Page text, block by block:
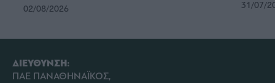
02/08/2026 31/07/
ΔΙΕΥΘΥΝΣΗ:
ΠΑΕ ΠΑΝΑΘΗΝΑΪΚΟΣ,